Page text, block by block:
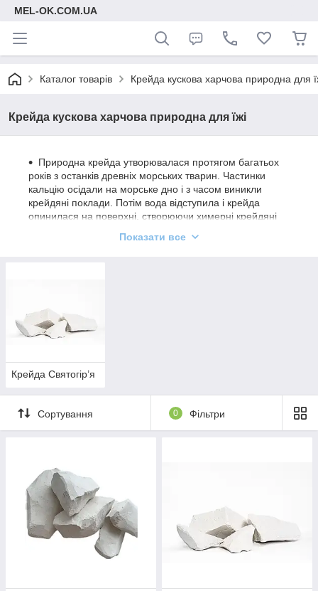
MEL-OK.COM.UA
Каталог товарів Крейда кускова харчова природна для
Крейда кускова харчова природна для їжі
Природна крейда утворювалася протягом багатьох
років з останків древніх морських тварин. Частинки
кальцію осідали на морське дно і з часом виникли
крейдяні поклади. Потім вода відступила і крейда
опинилася на поверхні, створюючи химерні крейдяні
природна крейда, яку ми всі знаємо.
кожного шматочка дбайливо знімається верхній шар і
виходить очищена харчова крейда. Саме
Показати все
Крейда Святогір’я
Сортування 0 Фільтри